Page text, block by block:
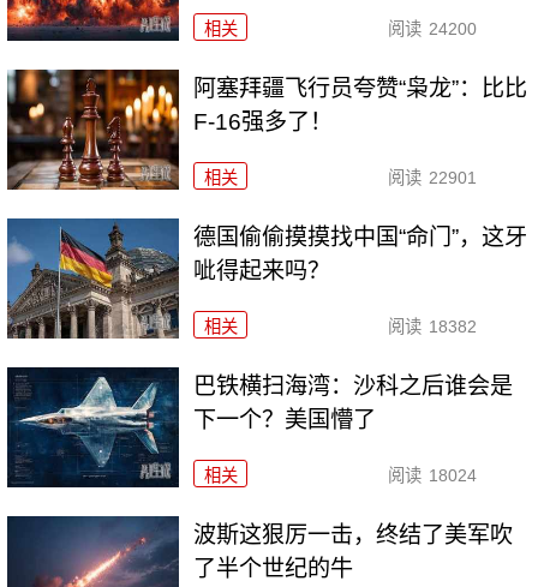
相关 阅读 24200
阿塞拜疆飞行员夸赞“枭龙”：比比
F-16强多了！
相关 阅读 22901
德国偷偷摸摸找中国“命门”，这牙
呲得起来吗？
相关 阅读 18382
巴铁横扫海湾：沙科之后谁会是
下一个？美国懵了
相关 阅读 18024
波斯这狠厉一击，终结了美军吹
了半个世纪的牛